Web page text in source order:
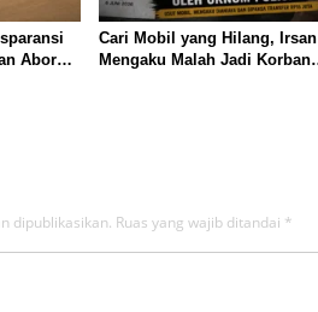
Aborsi
Cari Mobil yang Hilang, Irsan
Mengaku Malah Jadi Korban
dipublikasikan. Ruas yang wajib ditandai *